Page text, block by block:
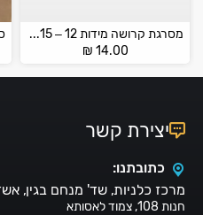
מסרגת קרושה מידות 12 – 15 PONY
₪ 14.00
יצירת קשר
כתובתנו:
מרכז כלניות, שד' מנחם בגין,
חנות 108, צמוד לאסותא